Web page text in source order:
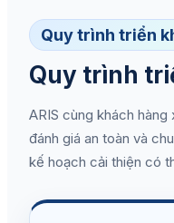
Quy trình triển
Quy trình
ARIS cùng khách hàng
đánh giá an toàn và
kế hoạch cải thiện có